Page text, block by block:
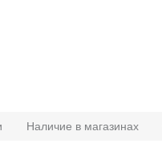
Наличие в магазинах